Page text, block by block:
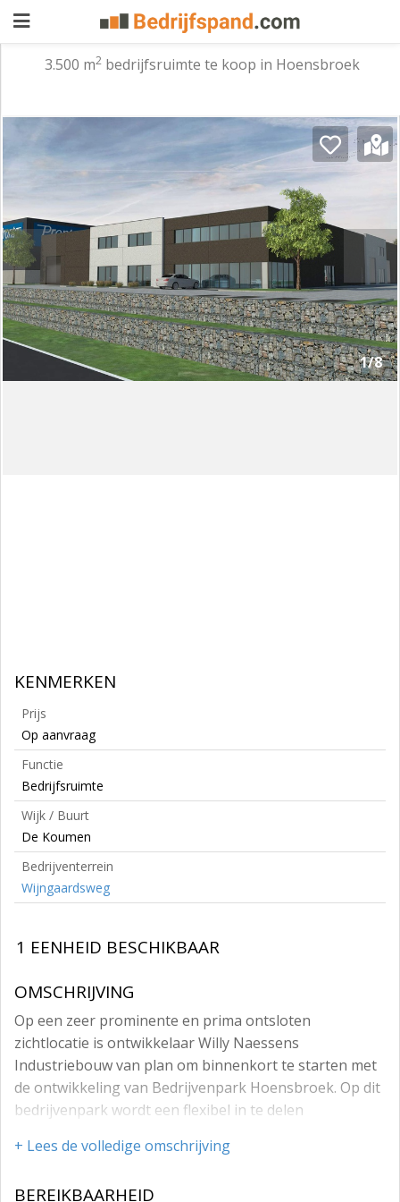
adverteren
Premium
adverteren
Blog
Registreren
Login
3.500 m2bedrijfsruimte te koop in Hoensbroek
1/8
KENMERKEN
Prijs
Op aanvraag
Functie
Bedrijfsruimte
Wijk / Buurt
De Koumen
Bedrijventerrein
Wijngaardsweg
1 EENHEID BESCHIKBAAR
OMSCHRIJVING
Op een zeer prominente en prima ontsloten
zichtlocatie is ontwikkelaar Willy Naessens
Industriebouw van plan om binnenkort te starten met
de ontwikkeling van Bedrijvenpark Hoensbroek. Op dit
bedrijvenpark wordt een flexibel in te delen
om samen met u, de eindgebruiker van de
+ Lees de volledige omschrijving
BEREIKBAARHEID